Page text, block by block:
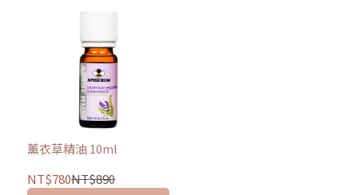
薰衣草精油 10ml
NT$780NT$890